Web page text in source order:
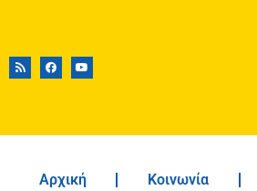
Αρχική Κοινωνία